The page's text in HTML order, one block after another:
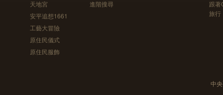
天地宮
安平追想1661
工藝大冒險
原住民儀式
原住民服飾
進階搜尋
跟
旅行
中